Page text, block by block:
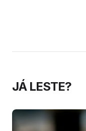
JÁ LESTE?